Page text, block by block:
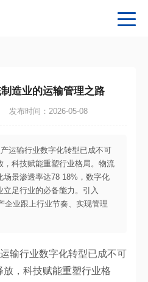
造业的运输管理之路
发布时间：2026-05-08
运输行业数字化转型已成不可
，科技赋能重塑行业格局。物流
场景渗透率达78 18%，数字化
足行业的必备能力。引入
企业跟上行业节奏、实现管理
输行业数字化转型已成不可
，科技赋能重塑行业格